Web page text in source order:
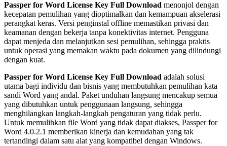
Passper for Word License Key Full Download menonjol dengan
kecepatan pemulihan yang dioptimalkan dan kemampuan akselerasi
perangkat keras. Versi penginstal offline memastikan privasi dan
keamanan dengan bekerja tanpa konektivitas internet. Pengguna
dapat menjeda dan melanjutkan sesi pemulihan, sehingga praktis
untuk operasi yang memakan waktu pada dokumen yang dilindungi
dengan kuat.
Passper for Word License Key Full Download adalah solusi
utama bagi individu dan bisnis yang membutuhkan pemulihan kata
sandi Word yang andal. Paket unduhan langsung mencakup semua
yang dibutuhkan untuk penggunaan langsung, sehingga
menghilangkan langkah-langkah pengaturan yang tidak perlu.
Untuk memulihkan file Word yang tidak dapat diakses, Passper for
Word 4.0.2.1 memberikan kinerja dan kemudahan yang tak
tertandingi dalam satu alat yang kompatibel dengan Windows.